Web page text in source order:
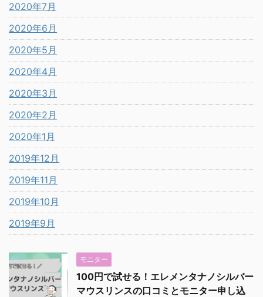
2020年7月
2020年6月
2020年5月
2020年4月
2020年3月
2020年2月
2020年1月
2019年12月
2019年11月
2019年10月
2019年9月
モニター
100円で試せる！エレメンタナノシルバー
マウスリンスの口コミとモニター申し込